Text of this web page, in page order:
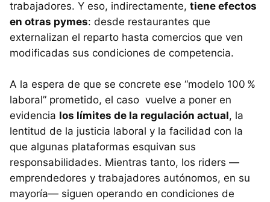
trabajadores. Y eso, indirectamente, tiene efectos
en otras pymes: desde restaurantes que
externalizan el reparto hasta comercios que ven
modificadas sus condiciones de competencia.
A la espera de que se concrete ese “modelo 100 %
laboral” prometido, el caso vuelve a poner en
evidencia los límites de la regulación actual, la
lentitud de la justicia laboral y la facilidad con la
que algunas plataformas esquivan sus
responsabilidades. Mientras tanto, los riders —
emprendedores y trabajadores autónomos, en su
mayoría— siguen operando en condiciones de